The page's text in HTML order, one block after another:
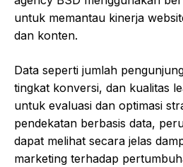
untuk memantau kinerja
dan konten.
Data seperti jumlah
tingkat konversi, dan kualitas
untuk evaluasi dan optimasi
pendekatan berbasis data,
dapat melihat secara jelas
marketing terhadap